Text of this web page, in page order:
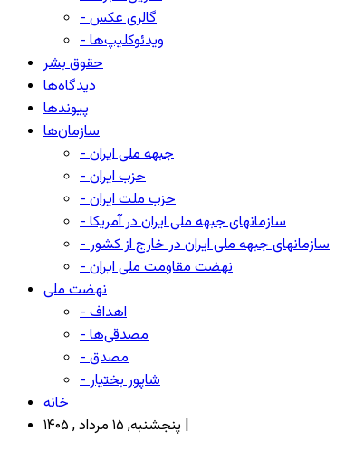
- گالری عکس
- ویدئوکلیپ‌ها
حقوق بشر
دیدگاه‌ها
پیوندها
سازمان‌ها
- جبهه ملی ایران
- حزب ایران
- حزب ملت ایران
- سازمانهای جبهه ملی ایران در آمریکا
- سازمانهای جبهه ملی ایران در خارج از کشور
- نهضت مقاومت ملی ایران
نهضت ملی
- اهداف
- مصدقی‌ها
- مصدق
- شاپور بختیار
خانه
پنجشنبه, ۱۵ مرداد , ۱۴۰۵ |